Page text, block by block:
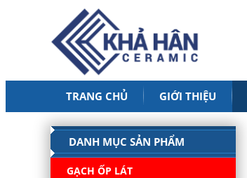
TRANG CHỦ GIỚI THIỆU
DANH MỤC SẢN PHẨM
GẠCH ỐP LÁT